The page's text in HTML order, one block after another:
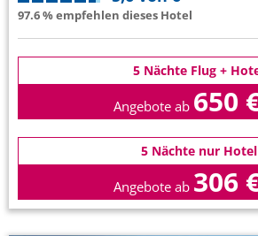
97.6 % empfehlen dieses Hotel
5 Nächte Flug +
Angebote ab 650
5 Nächte nur Hotel
Angebote ab 306